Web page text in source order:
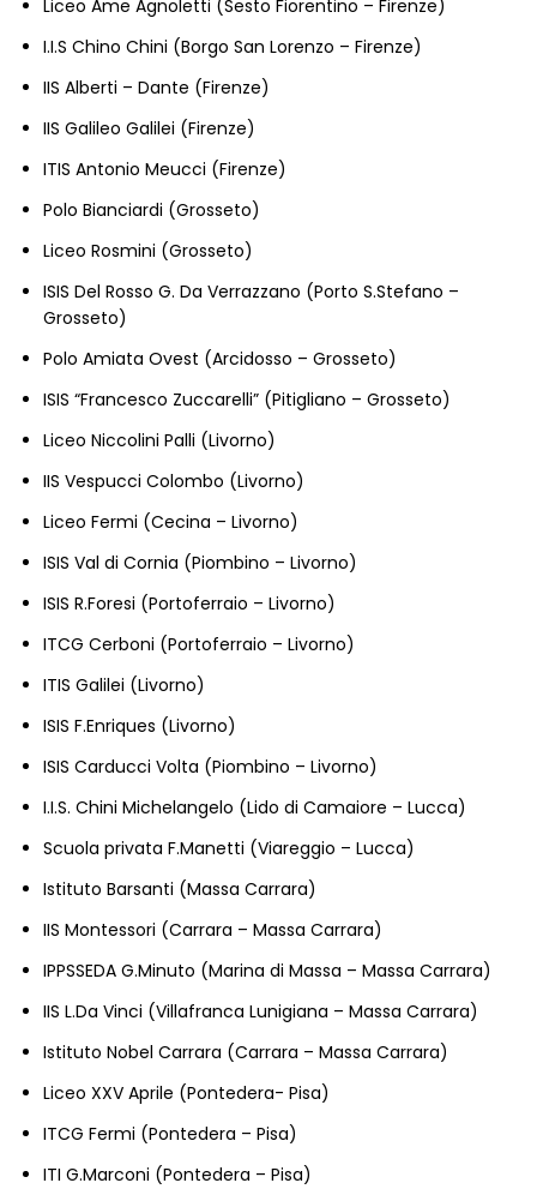
Liceo Ame Agnoletti (Sesto Fiorentino – Firenze)
I.I.S Chino Chini (Borgo San Lorenzo – Firenze)
IIS Alberti – Dante (Firenze)
IIS Galileo Galilei (Firenze)
ITIS Antonio Meucci (Firenze)
Polo Bianciardi (Grosseto)
Liceo Rosmini (Grosseto)
ISIS Del Rosso G. Da Verrazzano (Porto S.Stefano –
Grosseto)
Polo Amiata Ovest (Arcidosso – Grosseto)
ISIS “Francesco Zuccarelli” (Pitigliano – Grosseto)
Liceo Niccolini Palli (Livorno)
IIS Vespucci Colombo (Livorno)
Liceo Fermi (Cecina – Livorno)
ISIS Val di Cornia (Piombino – Livorno)
ISIS R.Foresi (Portoferraio – Livorno)
ITCG Cerboni (Portoferraio – Livorno)
ITIS Galilei (Livorno)
ISIS F.Enriques (Livorno)
ISIS Carducci Volta (Piombino – Livorno)
I.I.S. Chini Michelangelo (Lido di Camaiore – Lucca)
Scuola privata F.Manetti (Viareggio – Lucca)
Istituto Barsanti (Massa Carrara)
IIS Montessori (Carrara – Massa Carrara)
IPPSSEDA G.Minuto (Marina di Massa – Massa Carrara)
IIS L.Da Vinci (Villafranca Lunigiana – Massa Carrara)
Istituto Nobel Carrara (Carrara – Massa Carrara)
Liceo XXVAprile (Pontedera- Pisa)
ITCG Fermi (Pontedera – Pisa)
ITI G.Marconi (Pontedera – Pisa)